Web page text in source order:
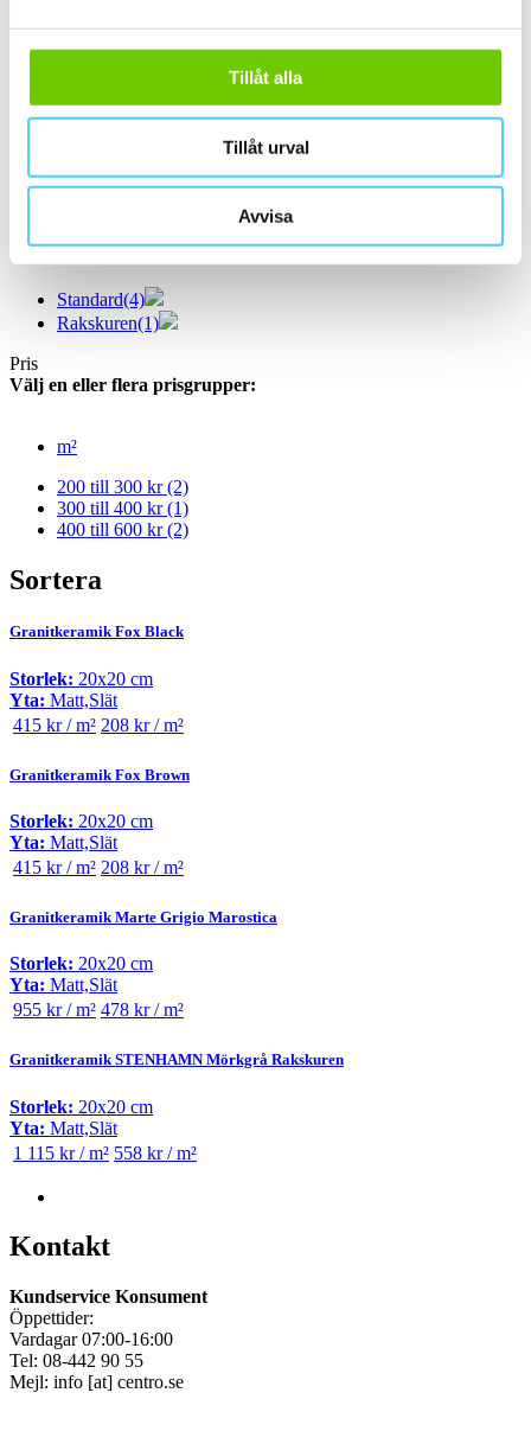
Tillåt alla
Tillåt urval
Avvisa
60x60 cm(1)
Slät(5)
Standard(4)
Rakskuren(1)
Pris
Välj en eller flera prisgrupper:
m²
200 till 300 kr(2)
300 till 400 kr(1)
400 till 600 kr(2)
Sortera
Granitkeramik Fox Black
Storlek: 20x20 cm
Yta: Matt,Slät
415 kr / m² 208 kr / m²
Granitkeramik Fox Brown
Storlek: 20x20 cm
Yta: Matt,Slät
415 kr / m² 208 kr / m²
Granitkeramik Marte Grigio Marostica
Storlek: 20x20 cm
Yta: Matt,Slät
955 kr / m² 478 kr / m²
Granitkeramik STENHAMN Mörkgrå Rakskuren
Storlek: 20x20 cm
Yta: Matt,Slät
1 115 kr / m² 558 kr / m²
Kontakt
Kundservice Konsument
Öppettider:
Vardagar 07:00-16:00
Tel: 08-442 90 55
Mejl: info [at] centro.se